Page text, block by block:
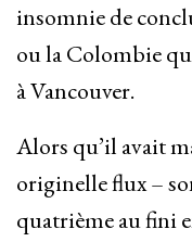
insomnie de
ou la Colombie
à Vancouver.
Alors qu’il avait
originelle flux –
quatrième au fini